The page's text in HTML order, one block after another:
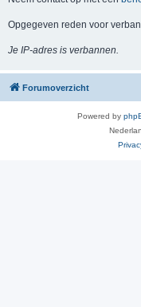
Opgegeven reden voor
Je IP-adres is verbannen.
Forumoverzicht
Powered by